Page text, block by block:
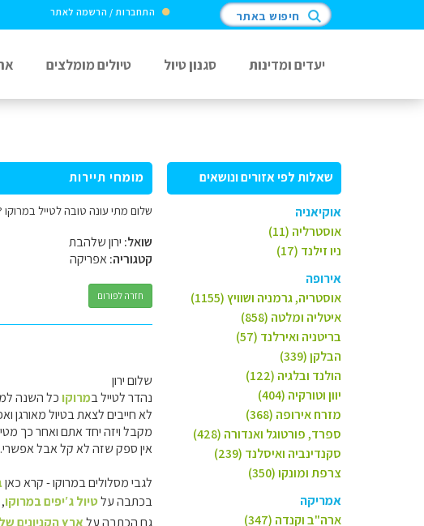
התחברות / הרשמה לאתר חיפוש באתר
יעדים ומדינות סגנון טיול טיולים מומלצים
שאלות לפי אזורים ונושאים
אוקיאניה
אוסטרליה (11)
ניו זילנד (17)
אירופה
אוסטריה, גרמניה ושוויץ (1155)
איטליה ומלטה (858)
בריטניה ואירלנד (57)
הבלקן (339)
הולנד ובלגיה (122)
יוון וטורקיה (404)
מזרח אירופה (368)
ספרד, פורטוגל ואנדורה (428)
סקנדינביה ואיסלנד (239)
צרפת ומונקו (350)
אמריקה
ארה"ב וקנדה (347)
מומחי תיירות
שלום מתי עונה טובה לטייל
שואל: ירון שלהבת
קטגוריה:אפריקה
חזרה לפורום
שלום ירון
נהדר לטייל במרוקו כל השנה
מקבל ויזה יחד אתם ואחר כך
אין ספק שזה לא קל אבל אפשרי.
לגבי מסלולים במרוקו - קרא כאן
בכתבה עלטיול ג′יפים במרוקו
גם הכתבה עלארץ הקניונים